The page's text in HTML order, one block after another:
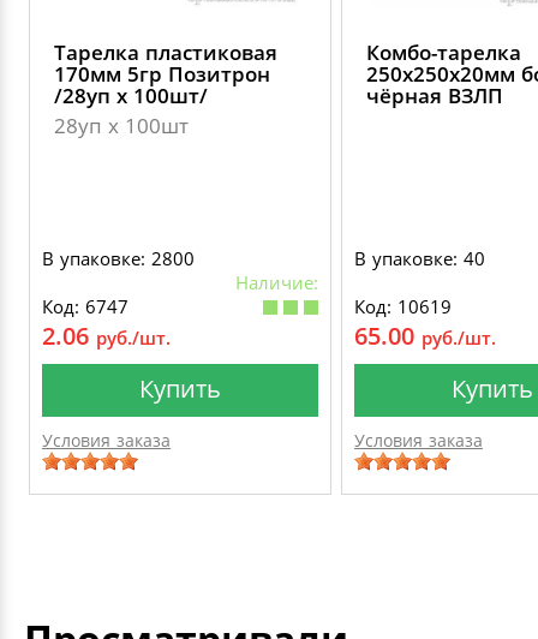
Тарелка пластиковая
170мм 5гр Позитрон
/28уп х 100шт/
28уп х 100шт
В упаковке: 2800
Наличие:
Код: 6747
2.06 руб./шт.
Купить
Условия заказа
Комбо-тарелка
250х250х20мм
чёрная ВЗЛП
В упаковке: 40
Код: 10619
65.00 руб./шт.
Купить
Условия заказа